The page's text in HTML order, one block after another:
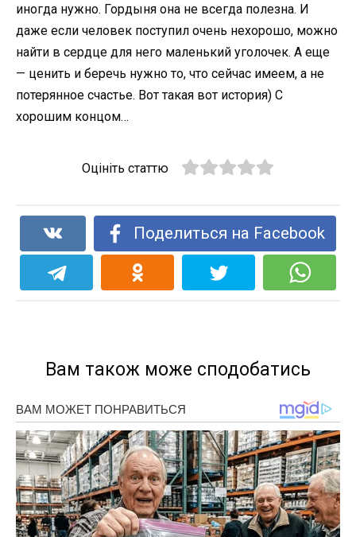
иногда нужно. Гордыня она не всегда полезна. И
даже если человек поступил очень нехорошо, можно
найти в сердце для него маленький уголочек. А еще
— ценить и беречь нужно то, что сейчас имеем, а не
потерянное счастье. Вот такая вот история) С
хорошим концом…
Оцініть статтю
Поделиться на Facebook
Вам також може сподобатись